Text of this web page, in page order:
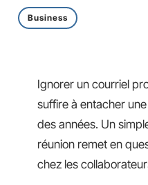
Business
Ignorer un courriel
suffire à entacher
des années. Un
réunion remet en
chez les